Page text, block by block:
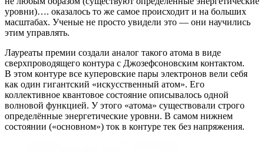
уровни)…. оказалось то же самое происходит и на больших
масштабах. Ученые не просто увидели это — они научились
этим управлять.
Лауреаты премии создали аналог такого атома в виде
сверхпроводящего контура с Джозефсоновским контактом.
В этом контуре все куперовские пары электронов вели себя
как один гигантский «искусственный атом». Его
коллективное квантовое состояние описывалось одной
волновой функцией. У этого «атома» существовали строго
определённые энергетические уровни. В самом нижнем
состоянии («основном») ток в контуре тек без напряжения.